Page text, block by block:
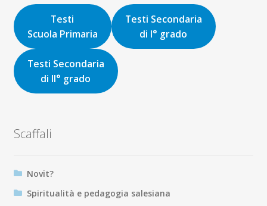
16,00€.15,20€.
Testi
Scuola Primaria
Testi Secondaria
di I° grado
Testi Secondaria
di II° grado
Scaffali
Novit?
Spiritualità e pedagogia salesiana